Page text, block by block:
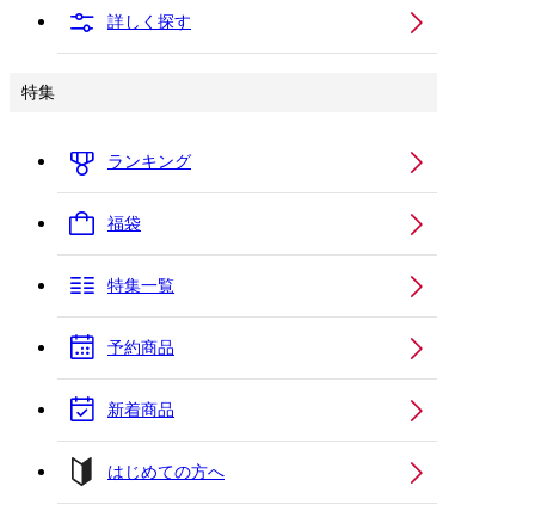
詳しく探す
特集
ランキング
福袋
特集一覧
予約商品
新着商品
はじめての方へ